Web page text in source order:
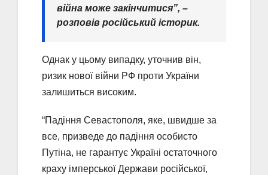
війна може закінчитися”, –
розповів російський історик.
Однак у цьому випадку, уточнив він,
ризик нової війни РФ проти України
залишиться високим.
“Падіння Севастополя, яке, швидше за
все, призведе до падіння особисто
Путіна, не гарантує Україні остаточного
краху імперської Держави російської,